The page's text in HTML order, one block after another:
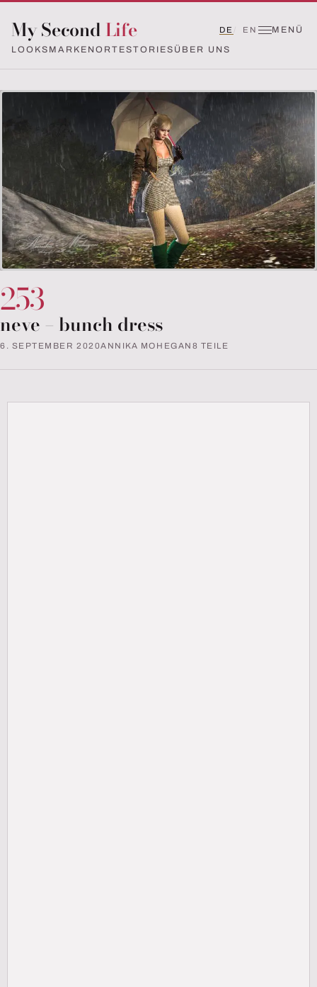
My Second Life
MENÜ
LOOKS MARKEN ORTESTORIES ÜBER UNS
DE EN
253
neve – bunch dress
6. SEPTEMBER 2020ANNIKA MOHEGAN 8 TEILE